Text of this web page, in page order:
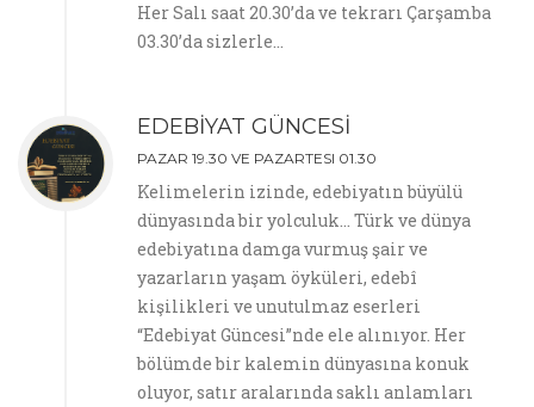
Her Salı saat 20.30’da ve tekrarı Çarşamba
03.30’da sizlerle…
EDEBİYAT GÜNCESİ
PAZAR 19.30 VE PAZARTESI 01.30
Kelimelerin izinde, edebiyatın büyülü
dünyasında bir yolculuk… Türk ve dünya
edebiyatına damga vurmuş şair ve
yazarların yaşam öyküleri, edebî
kişilikleri ve unutulmaz eserleri
“Edebiyat Güncesi”nde ele alınıyor. Her
bölümde bir kalemin dünyasına konuk
oluyor, satır aralarında saklı anlamları